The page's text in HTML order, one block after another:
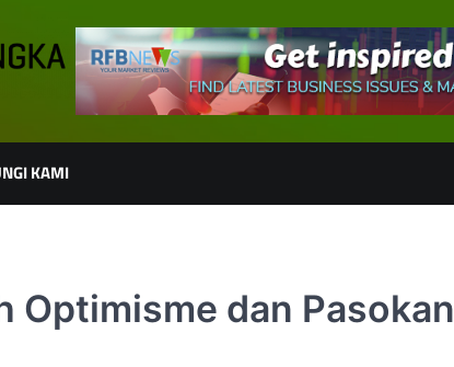
KAMI
Optimisme dan Pasokan